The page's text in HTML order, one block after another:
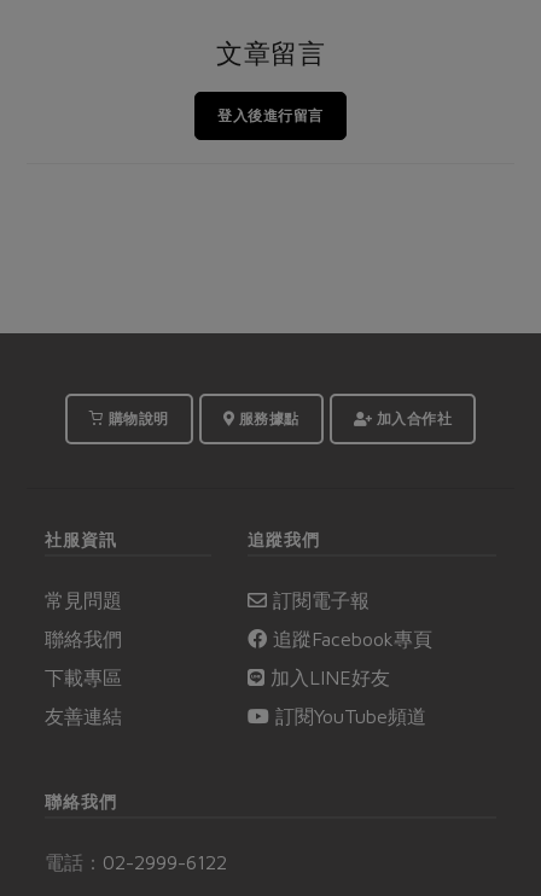
文章留言
登入後進行留言
購物說明 服務據點 加入合作社
社服資訊
常見問題
聯絡我們
下載專區
友善連結
追蹤我們
訂閱電子報
追蹤Facebook專頁
加入LINE好友
訂閱YouTube頻道
聯絡我們
電話： 02-2999-6122